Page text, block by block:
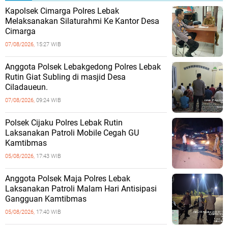
Kapolsek Cimarga Polres Lebak
Melaksanakan Silaturahmi Ke Kantor Desa
Cimarga
07/08/2026, 15:27 WIB
Anggota Polsek Lebakgedong Polres Lebak
Rutin Giat Subling di masjid Desa
Ciladaueun.
07/08/2026, 09:24 WIB
Polsek Cijaku Polres Lebak Rutin
Laksanakan Patroli Mobile Cegah GU
Kamtibmas
05/08/2026, 17:43 WIB
Anggota Polsek Maja Polres Lebak
Laksanakan Patroli Malam Hari Antisipasi
Gangguan Kamtibmas
05/08/2026, 17:40 WIB